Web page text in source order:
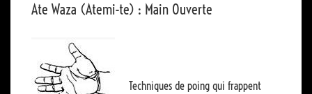
Ate Waza (Atemi-te) : Main Ouverte
Techniques de poing qui frappent